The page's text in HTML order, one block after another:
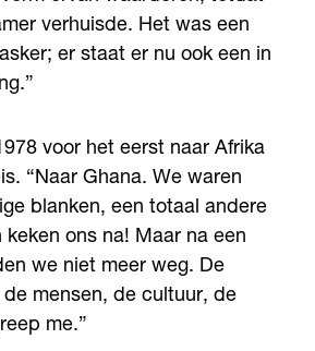
verhuisde. Het was een
er staat er nu ook een in
voor het eerst naar Afrika
“Naar Ghana. We waren
blanken, een totaal andere
ons na! Maar na een
we niet meer weg. De
mensen, de cultuur, de
me.”